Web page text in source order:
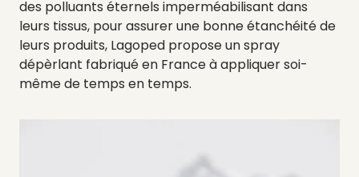
des polluants éternels imperméabilisant dans
leurs tissus, pour assurer une bonne étanchéité de
leurs produits, Lagoped propose un spray
dépèrlant fabriqué en France à appliquer soi-
même de temps en temps.